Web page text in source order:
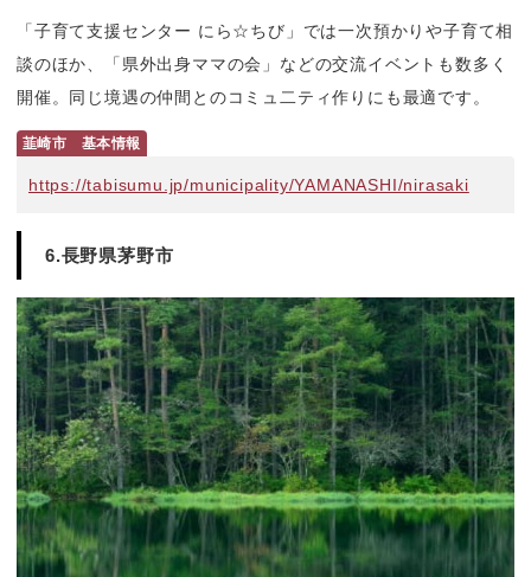
「子育て支援センター にら☆ちび」では一次預かりや子育て相
談のほか、「県外出身ママの会」などの交流イベントも数多く
開催。同じ境遇の仲間とのコミュ二ティ作りにも最適です。
韮崎市　基本情報
https://tabisumu.jp/municipality/YAMANASHI/nirasaki
6.長野県茅野市